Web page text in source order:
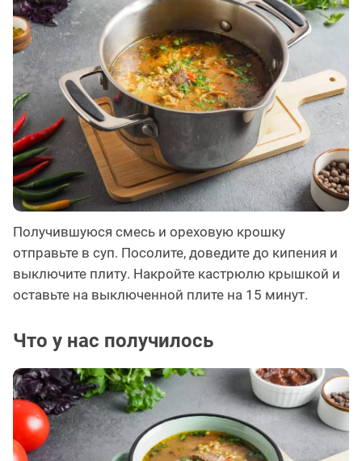
Получившуюся смесь и ореховую крошку
отправьте в суп. Посолите, доведите до кипения и
выключите плиту. Накройте кастрюлю крышкой и
оставьте на выключенной плите на 15 минут.
Что у нас получилось